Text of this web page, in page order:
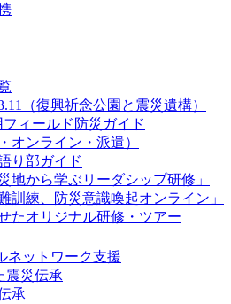
（復興祈念公園と震災遺構）
ィールド防災ガイド
オンライン・派遣）
り部ガイド
地から学ぶリーダシップ研修」
訓練、防災意識喚起オンライン」
たオリジナル研修・ツアー
ネットワーク支援
震災伝承
承